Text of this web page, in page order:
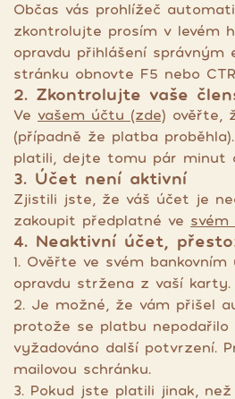
Občas vás prohlížeč
zkontrolujte prosím v levém
opravdu přihlášení správným
stránku obnovte F5 nebo
2. Zkontrolujte vaše
Ve vašem účtu (zde) ověřte,
(případně že platba
platili, dejte tomu pár minut
3. Účet není aktivní
Zjistili jste, že váš účet je
zakoupit předplatné ve svém
4. Neaktivní účet,
1. Ověřte ve svém
opravdu stržena z vaší karty.
2. Je možné, že vám přišel
protože se platbu
vyžadováno další potvrzení.
mailovou schránku.
3. Pokud jste platili jinak,